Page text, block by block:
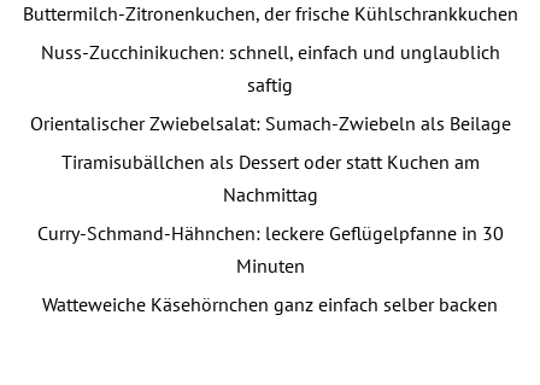
Buttermilch-Zitronenkuchen, der frische Kühlschrankkuchen
Nuss-Zucchinikuchen: schnell, einfach und unglaublich
saftig
Orientalischer Zwiebelsalat: Sumach-Zwiebeln als Beilage
Tiramisubällchen als Dessert oder statt Kuchen am
Nachmittag
Curry-Schmand-Hähnchen: leckere Geflügelpfanne in 30
Minuten
Watteweiche Käsehörnchen ganz einfach selber backen